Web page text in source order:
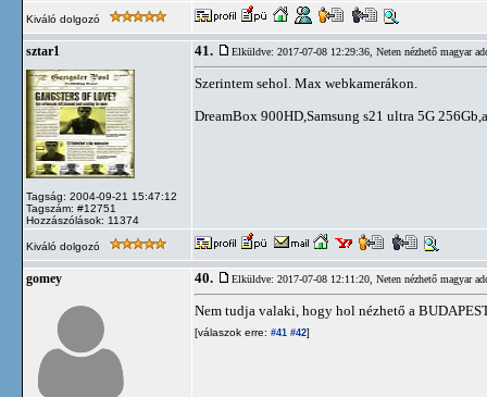
Kiváló dolgozó
sztar1
Tagság: 2004-09-21 15:47:12
Tagszám: #12751
Hozzászólások: 11374
41. Elküldve: 2017-07-08 12:29:36, Neten nézhető magyar
Szerintem sehol. Max webkamerákon.
DreamBox 900HD,Samsung s21 ultra 5G
Kiváló dolgozó
gomey 40. Elküldve: 2017-07-08 12:11:20, Neten nézhető magyar
Nem tudja valaki, hogy hol nézhető a
[válaszok erre: #41 #42]